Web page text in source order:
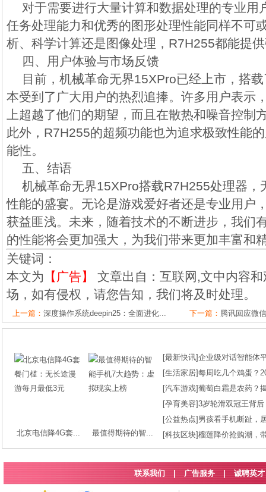
对于需要进行大量计算和数据处理的专业用
任务处理能力和优秀的图形处理性能同样不可
析、科学计算还是图像处理，R7H255都能提
四、用户体验与市场反馈
目前，机械革命无界15XPro已经上市，搭
本受到了广大用户的热烈追捧。许多用户表示
上超越了他们的期望，而且在散热和噪音控制
此外，R7H255的超频功能也为追求极致性能
能性。
五、结语
机械革命无界15XPro搭载R7H255处理器，
性能的盛宴。无论是游戏爱好者还是专业用户
获益匪浅。未来，随着技术的不断进步，我们
的性能将会更加强大，为我们带来更加丰富和
关键词：
本文为 【广告】
文章出自：互联网,文中内容
场，如有侵权，请您告知，我们将及时处理。
上一篇： 深度操作系统deepin25：全面进化... 下一篇： 腾讯回应微
北京电信降4G套... 最值得期待的智...
[最新快讯]企业级对话智能体
[生活家居]每周吃几个鸡蛋？
[汽车游戏]葡萄白霜是农药？
[孕育美容]3岁轮滑双冠王背
[公益热点] 男孩看手机断趾，
[科技区块]榴莲降价抢购潮，
联系我们 广告服务 | 诚聘英才